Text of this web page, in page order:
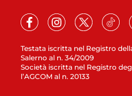
Testata iscritta nel Registro
Salerno al n. 34/2009
Società iscritta nel Registro
l’AGCOM al n. 20133